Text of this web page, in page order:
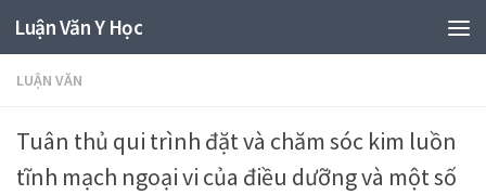
Luận Văn Y Học
LUẬN VĂN
Tuân thủ qui trình đặt và chăm sóc kim luồn
tĩnh mạch ngoại vi của điều dưỡng và một số